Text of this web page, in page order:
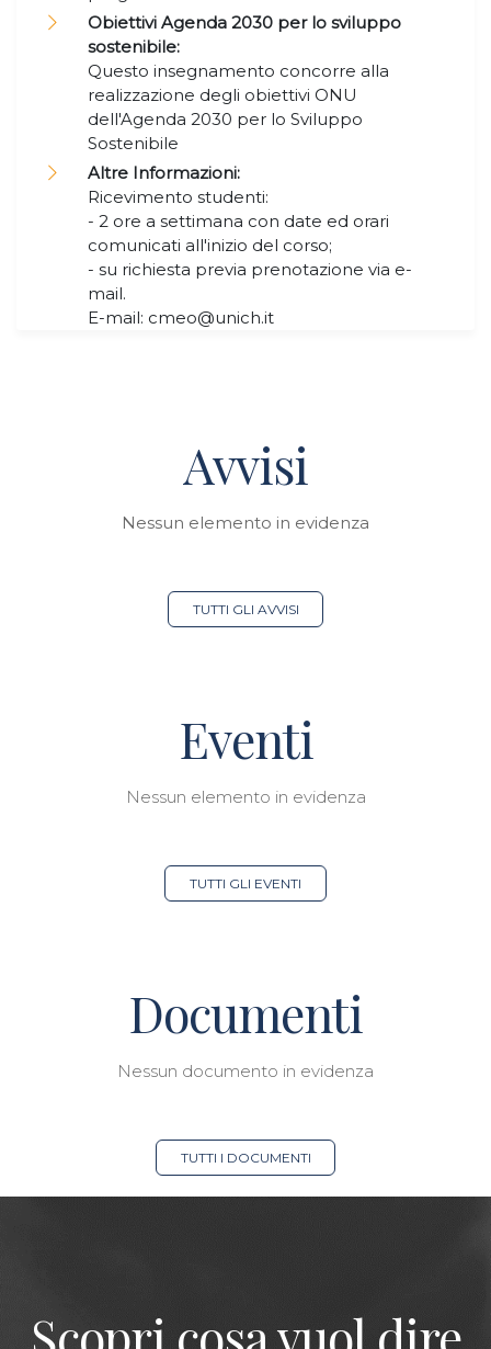
Obiettivi Agenda 2030 per lo sviluppo
sostenibile:
Questo insegnamento concorre alla
realizzazione degli obiettivi ONU
dell'Agenda 2030 per lo Sviluppo
Sostenibile
Altre Informazioni:
Ricevimento studenti:
- 2 ore a settimana con date ed orari
comunicati all'inizio del corso;
- su richiesta previa prenotazione via e-
mail.
E-mail: cmeo@unich.it
Avvisi
Nessun elemento in evidenza
TUTTI GLI AVVISI
Eventi
Nessun elemento in evidenza
TUTTI GLI EVENTI
Documenti
Nessun documento in evidenza
TUTTI I DOCUMENTI